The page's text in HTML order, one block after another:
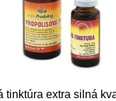
tinktúra extra silná